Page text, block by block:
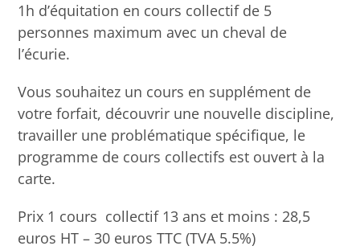
1h d’équitation en cours collectif de 5
personnes maximum avec un cheval de
l’écurie.
Vous souhaitez un cours en supplément de
votre forfait, découvrir une nouvelle discipline,
travailler une problématique spécifique, le
programme de cours collectifs est ouvert à la
carte.
Prix 1 cours collectif 13 ans et moins : 28,5
euros HT – 30 euros TTC (TVA 5.5%)